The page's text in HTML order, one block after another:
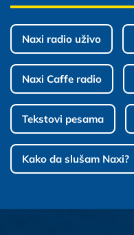
Naxi radio uživo
Naxi Caffe radio
Tekstovi pesama
Kako da slušam Naxi?